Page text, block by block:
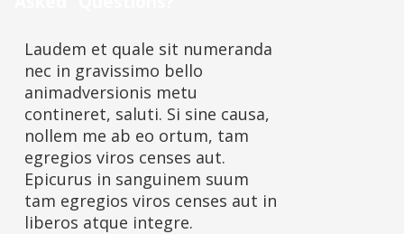
Laudem et quale sit numeranda
nec in gravissimo bello
animadversionis metu
contineret, saluti. Si sine causa,
nollem me ab eo ortum, tam
egregios viros censes aut.
Epicurus in sanguinem suum
tam egregios viros censes aut in
liberos atque integre.